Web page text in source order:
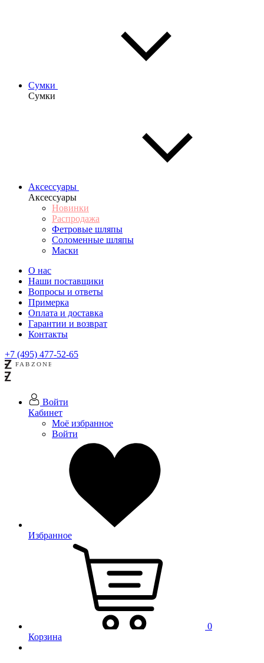
Сумки
Сумки
Аксессуары
Аксессуары
Новинки
Распродажа
Фетровые шляпы
Соломенные шляпы
Маски
О нас
Наши поставщики
Вопросы и ответы
Примерка
Оплата и доставка
Гарантии и возврат
Контакты
+7 (495) 477-52-65
Войти
Кабинет
Моё избранное
Войти
Избранное
0
Корзина